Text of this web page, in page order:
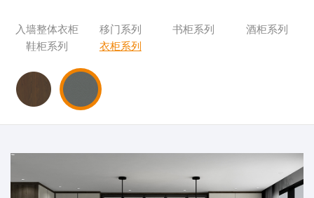
入墙整体衣柜 移门系列 书柜系列
酒柜系列
鞋柜系列
衣柜系列